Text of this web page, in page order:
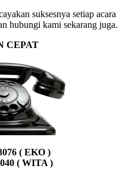
suksesnya setiap acara
hubungi kami sekarang juga.
CEPAT
( EKO )
( WITA )